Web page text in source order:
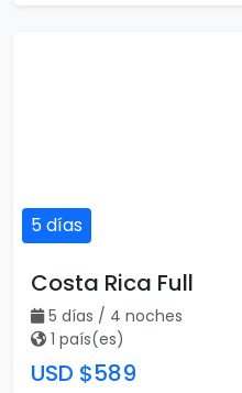
5 días
Costa Rica Full
5 días / 4 noches
1 país(es)
USD $589